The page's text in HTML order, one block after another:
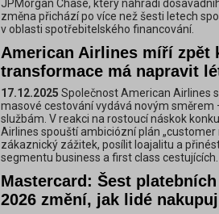
JPMorgan Chase, který nahradí
změna přichází po více než šesti letech
v oblasti spotřebitelského financování.
American Airlines míří zpět
transformace má napravit
17.12.2025 Společnost American Airlines
masové cestování vydává novým směrem
službám. V reakci na rostoucí náskok
Airlines spouští ambiciózní plán
zákaznický zážitek, posílit loajalitu a
segmentu business a first class cestujících.
Mastercard: Šest
2026 změní, jak lidé